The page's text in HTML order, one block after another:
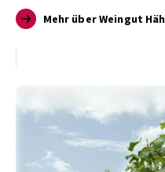
Mehr über Weingut